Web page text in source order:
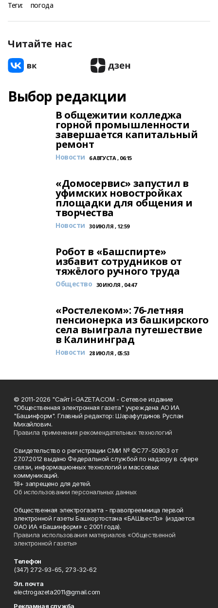
Теги: погода
Читайте нас
Выбор редакции
В общежитии колледжа
горной промышленности
завершается капитальный
ремонт
Новости 6 АВГУСТА , 06:15
«Домосервис» запустил в
уфимских новостройках
площадки для общения и
творчества
Новости 30 ИЮЛЯ , 12:59
Робот в «Башспирте»
избавит сотрудников от
тяжёлого ручного труда
Общество 30 ИЮЛЯ , 04:47
«Ростелеком»: 76-летняя
пенсионерка из башкирского
села выиграла путешествие
в Калининград
Новости 28 ИЮЛЯ , 05:53
© 2011-2026 "Сайт I-GAZETA.COM - Сетевое издание
"Общественная электронная газета" учреждена АО ИА
"Башинформ". Главный редактор: Шарафутдинов Руслан
Михайлович.
Правила применения рекомендательных технологий
Свидетельство о регистрации СМИ № ФС77-50803 от
27.07.2012 выдано Федеральной службой по надзору в сфере
связи, информационных технологий и массовых
коммуникаций.
18+ запрещено для детей.
Об использовании персональных данных
Общественная электрогазета - правопреемница первой
электронной газеты Башкортостана «БАШвестЪ» (издается
ОАО ИА «Башинформ» с 2001 года).
Правила использования материалов «Общественной
электронной газеты»
Телефон
(347) 272-93-65, 273-32-62
Эл. почта
electrogazeta2011@gmail.com
Рекламная служба